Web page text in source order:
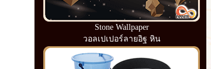
Stone Wallpaper
วอลเปเปอร์ลายอิฐ หิน